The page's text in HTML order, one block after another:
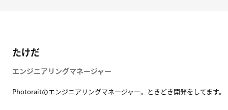
たけだ
エンジニアリングマネージャー
Photoraitのエンジニアリングマネージャー。ときどき開発をしてます。